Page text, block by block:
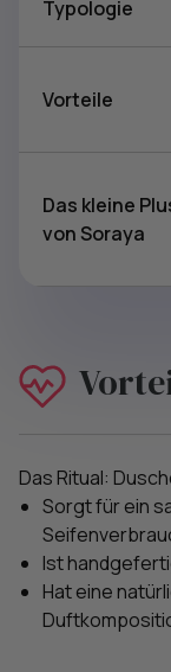
Typologie
Vorteile
Das kleine
von Soraya
Das Ritual:
Sorgt für ein
Ist
Hat eine